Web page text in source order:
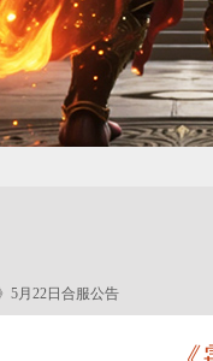
5月22日合服公告